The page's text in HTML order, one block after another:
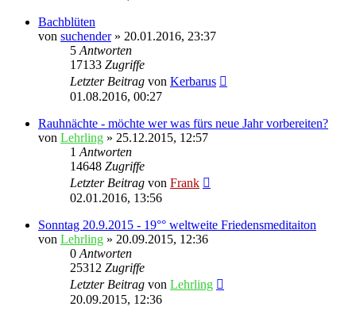
Bachblüten
von suchender» 20.01.2016, 23:37
5 Antworten
17133 Zugriffe
Letzter Beitrag von Kerbarus
01.08.2016, 00:27
Rauhnächte - möchte wer was fürs neue Jahr vorbereiten?
von Lehrling » 25.12.2015, 12:57
1 Antworten
14648 Zugriffe
Letzter Beitrag von Frank
02.01.2016, 13:56
Sonntag 20.9.2015 - 19°° weltweite Friedensmeditaiton
von Lehrling » 20.09.2015, 12:36
0 Antworten
25312 Zugriffe
Letzter Beitrag von Lehrling
20.09.2015, 12:36